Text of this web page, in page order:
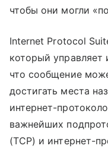
чтобы они могли
Internet Protocol
который управляет
что сообщение
достигать места
интернет-
важнейших
(TCP) и интернет-